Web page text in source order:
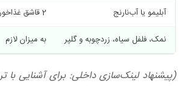
آبلیمو یا آب‌نارنج
2قاشق
نمک، فلفل سیاه، زردچوبه و گلپر
به میزان لازم
(پیشنهاد لینک‌سازی داخلی: برای آشنایی